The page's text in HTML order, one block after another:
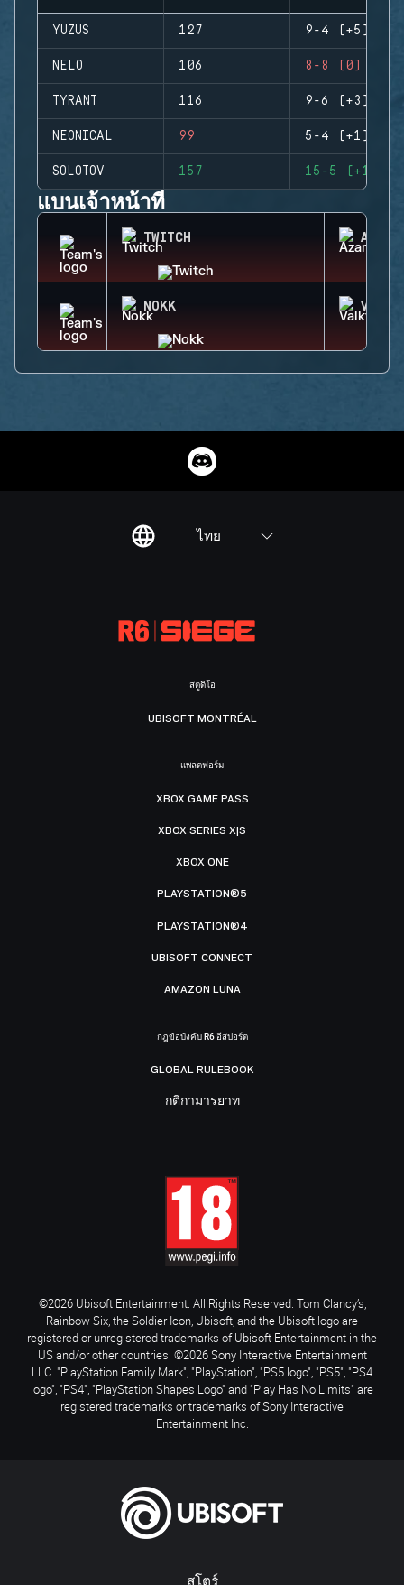
YUZUS 127 9-4 (+5)
NELO 106 8-8 (0)
TYRANT 116 9-6 (+3)
NEONICAL 99 5-4 (+1)
SOLOTOV 157 15-5 (+10)
แบนเจ้าหน้าที่
TWITCH AZAMI
NOKK
ไทย
สโตร์
สตูดิโอ
UBISOFT MONTRÉAL
แพลตฟอร์ม
XBOX GAME PASS
XBOX SERIES X|S
XBOX ONE
PLAYSTATION®5
PLAYSTATION®4
UBISOFT CONNECT
AMAZON LUNA
กฎข้อบังคับ R6 อีสปอร์ต
GLOBAL RULEBOOK
กติกามารยาท
©2026 Ubisoft Entertainment. All Rights Reserved. Tom Clancy’s,
Rainbow Six, the Soldier Icon, Ubisoft, and the Ubisoft logo are
registered or unregistered trademarks of Ubisoft Entertainment in the
US and/or other countries. ©2026 Sony Interactive Entertainment
LLC. "PlayStation Family Mark", "PlayStation", "PS5 logo", "PS5", "PS4
logo", "PS4", "PlayStation Shapes Logo" and "Play Has No Limits" are
registered trademarks or trademarks of Sony Interactive
Entertainment Inc.